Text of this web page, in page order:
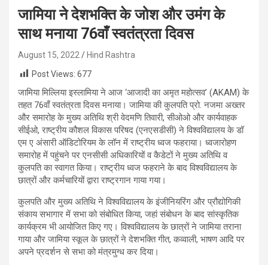
जामिया ने देशभक्ति के जोश और उमंग के
साथ मनाया 76वाँ स्वतंत्रता दिवस
August 15, 2022
Hind Rashtra
Post Views: 677
जामिया मिल्लिया इस्लामिया ने आज ‘आजादी का अमृत महोत्सव’ (AKAM) के
तहत 76वाँ स्वतंत्रता दिवस मनाया। जामिया की कुलपति प्रो. नजमा अख्तर
और समारोह के मुख्य अतिथि श्री वेदमणि तिवारी, सीओओ और कार्यवाहक
सीईओ, राष्ट्रीय कौशल विकास परिषद (एनएसडीसी) ने विश्वविद्यालय के डॉ
एम ए अंसारी ऑडिटोरियम के लॉन में राष्ट्रीय ध्वज फहराया। ध्वजारोहण
समारोह में पहुंचने पर एनसीसी अधिकारियों व कैडेटों ने मुख्य अतिथि व
कुलपति का स्वागत किया। राष्ट्रीय ध्वज फहराने के बाद विश्वविद्यालय के
छात्रों और कर्मचारियों द्वारा राष्ट्रगान गाया गया।
कुलपति और मुख्य अतिथि ने विश्वविद्यालय के इंजीनियरिंग और प्रौद्योगिकी
संकाय सभागार में सभा को संबोधित किया, जहां संबोधन के बाद सांस्कृतिक
कार्यक्रम भी आयोजित किए गए। विश्वविद्यालय के छात्रों ने जामिया तराना
गाया और जामिया स्कूल के छात्रों ने देशभक्ति गीत, कव्वाली, भाषण आदि पर
अपने प्रदर्शन से सभा को मंत्रमुग्ध कर दिया।